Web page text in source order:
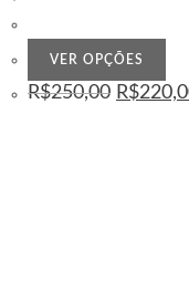
VER OPÇÕES
tem
R$250,00 O
preço
R$